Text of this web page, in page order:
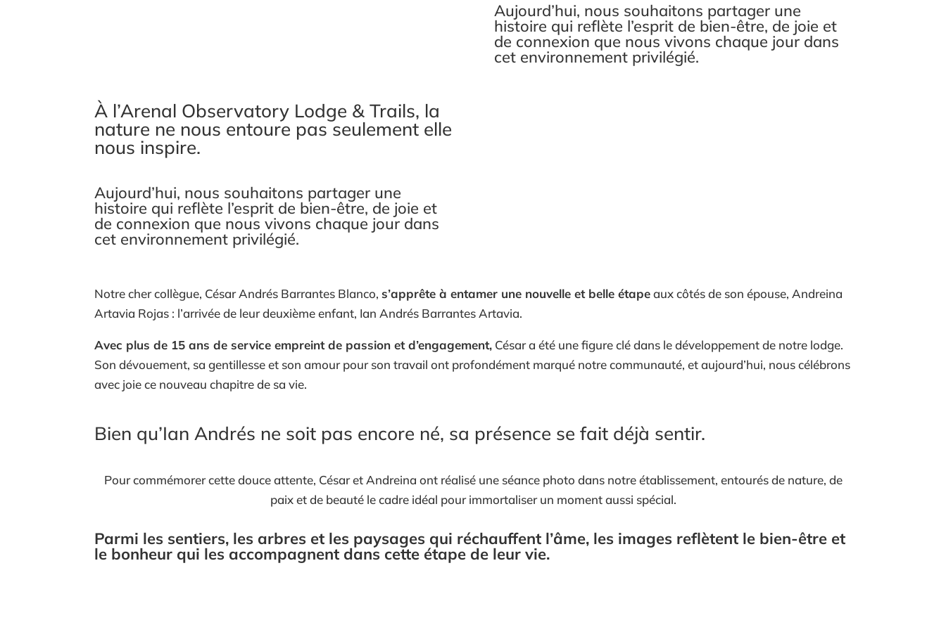
Aujourd’hui, nous souhaitons partager une
histoire qui reflète l’esprit de bien-être, de joie et
de connexion que nous vivons chaque jour dans
cet environnement privilégié.
À l’Arenal Observatory Lodge & Trails, la
nature ne nous entoure pas seulement elle
nous inspire.
Aujourd’hui, nous souhaitons partager une
histoire qui reflète l’esprit de bien-être, de joie et
de connexion que nous vivons chaque jour dans
cet environnement privilégié.
Notre cher collègue, César Andrés Barrantes Blanco, s’apprête à entamer une nouvelle et belle étapeaux côtés de son épouse, Andreina
Artavia Rojas : l’arrivée de leur deuxième enfant, Ian Andrés Barrantes Artavia.
Avec plus de 15 ans de service empreint de passion et d’engagement, César a été une figure clé dans le développement de notre lodge.
Son dévouement, sa gentillesse et son amour pour son travail ont profondément marqué notre communauté, et aujourd’hui, nous célébrons
avec joie ce nouveau chapitre de sa vie.
Bien qu’Ian Andrés ne soit pas encore né, sa présence se fait déjà sentir.
Pour commémorer cette douce attente, César et Andreina ont réalisé une séance photo dans notre établissement, entourés de nature, de
paix et de beauté le cadre idéal pour immortaliser un moment aussi spécial.
Parmi les sentiers, les arbres et les paysages qui réchauffent l’âme, les images reflètent le bien-être et
le bonheur qui les accompagnent dans cette étape de leur vie.